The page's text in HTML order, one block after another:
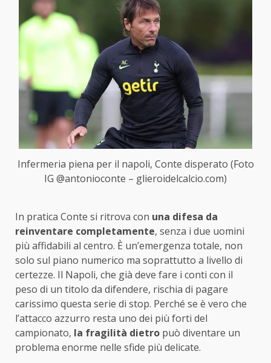
Infermeria piena per il napoli, Conte disperato (Foto
IG @antonioconte – glieroidelcalcio.com)
In pratica Conte si ritrova con una difesa da
reinventare completamente, senza i due uomini
più affidabili al centro. È un’emergenza totale, non
solo sul piano numerico ma soprattutto a livello di
certezze. Il Napoli, che già deve fare i conti con il
peso di un titolo da difendere, rischia di pagare
carissimo questa serie di stop. Perché se è vero che
l’attacco azzurro resta uno dei più forti del
campionato, la fragilità dietro può diventare un
problema enorme nelle sfide più delicate.